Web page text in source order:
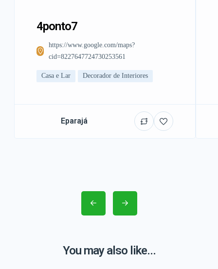
4ponto7
https://www.google.com/maps?
cid=8227647724730253561
Casa e Lar Decorador de Interiores
Eparajá
You may also like...